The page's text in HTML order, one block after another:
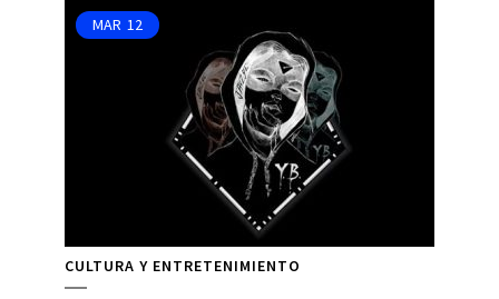
MAR 12
CULTURA Y ENTRETENIMIENTO